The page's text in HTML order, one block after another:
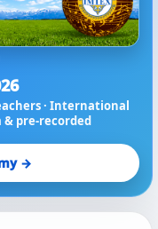
· International
& pre-recorded
→